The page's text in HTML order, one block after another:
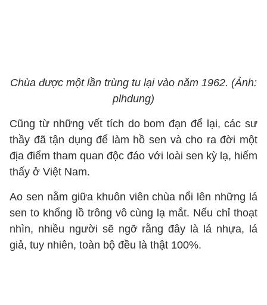
Chùa được một lần trùng tu lại vào năm 1962. (Ảnh:
plhdung)
Cũng từ những vết tích do bom đạn để lại, các sư
thầy đã tận dụng để làm hồ sen và cho ra đời một
địa điểm tham quan độc đáo với loài sen kỳ lạ, hiếm
thấy ở Việt Nam.
Ao sen nằm giữa khuôn viên chùa nổi lên những lá
sen to khổng lồ trông vô cùng lạ mắt. Nếu chỉ thoạt
nhìn, nhiều người sẽ ngỡ rằng đây là lá nhựa, lá
giả, tuy nhiên, toàn bộ đều là thật 100%.